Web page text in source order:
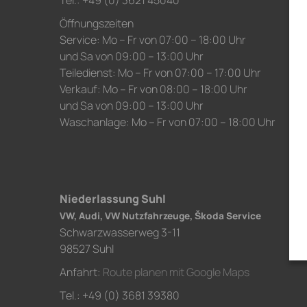
Öffnungszeiten
Service: Mo – Fr von 07:00 – 18:00 Uhr
und Sa von 09:00 – 13:00 Uhr
Teiledienst: Mo – Fr von 07:00 – 17:00 Uhr
Verkauf: Mo – Fr von 08:00 – 18:00 Uhr
und Sa von 09:00 – 13:00 Uhr
Waschanlage: Mo – Fr von 07:00 – 18:00 Uhr
Niederlassung Suhl
VW, Audi, VW Nutzfahrzeuge, Škoda Service
Schwarzwasserweg 3-11
98527 Suhl
Anfahrt: Route planen mit Google Maps
Tel.: +49 (0) 3681 39380